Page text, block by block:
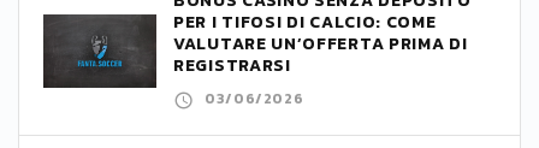
PER I TIFOSI DI CALCIO: COME
VALUTARE UN’OFFERTA PRIMA DI
REGISTRARSI
03/06/2026